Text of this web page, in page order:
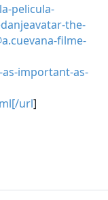
pelicula-
the-
filme-
important-as-
url]